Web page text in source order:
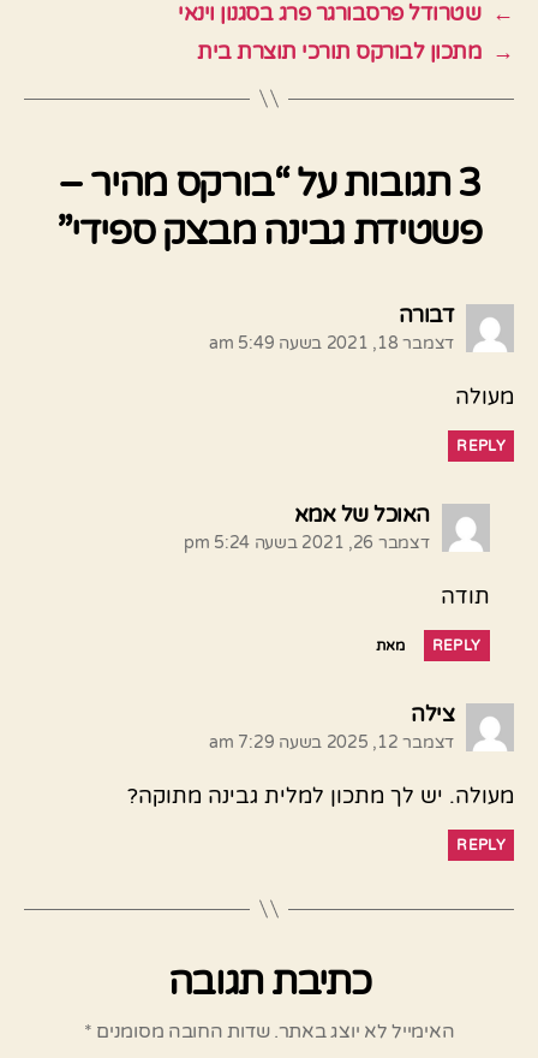
← שטרודל פרסבורגר פרג בסגנון וינאי
→ מתכון לבורקס תורכי תוצרת בית
3 תגובות על “בורקס מהיר –
פשטידת גבינה מבצק ספידי”
דבורה
דצמבר 18, 2021 בשעה 5:49 am
מעולה
REPLY
האוכל של אמא
דצמבר 26, 2021 בשעה 5:24 pm
תודה
REPLY מאת
צילה
דצמבר 12, 2025 בשעה 7:29 am
מעולה. יש לך מתכון למלית גבינה מתוקה?
REPLY
כתיבת תגובה
האימייל לא יוצג באתר. שדות החובה מסומנים *